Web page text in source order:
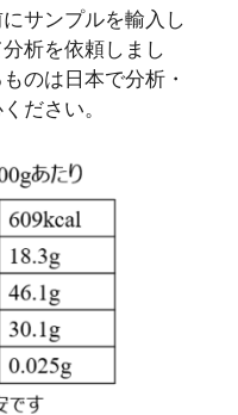
サンプルを輸入し
析を依頼しまし
のは日本で分析・
ださい。